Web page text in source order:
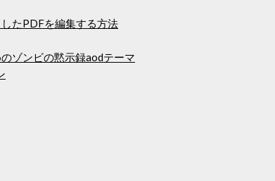
たPDFを編集する方法
ゾンビの黙示録aodテーマ